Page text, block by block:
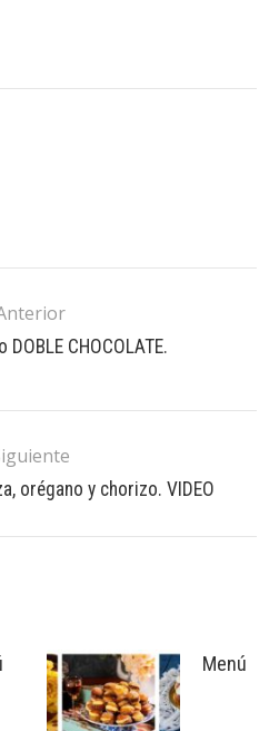
CHOCOLATE.
orégano y chorizo. VIDEO
Menú